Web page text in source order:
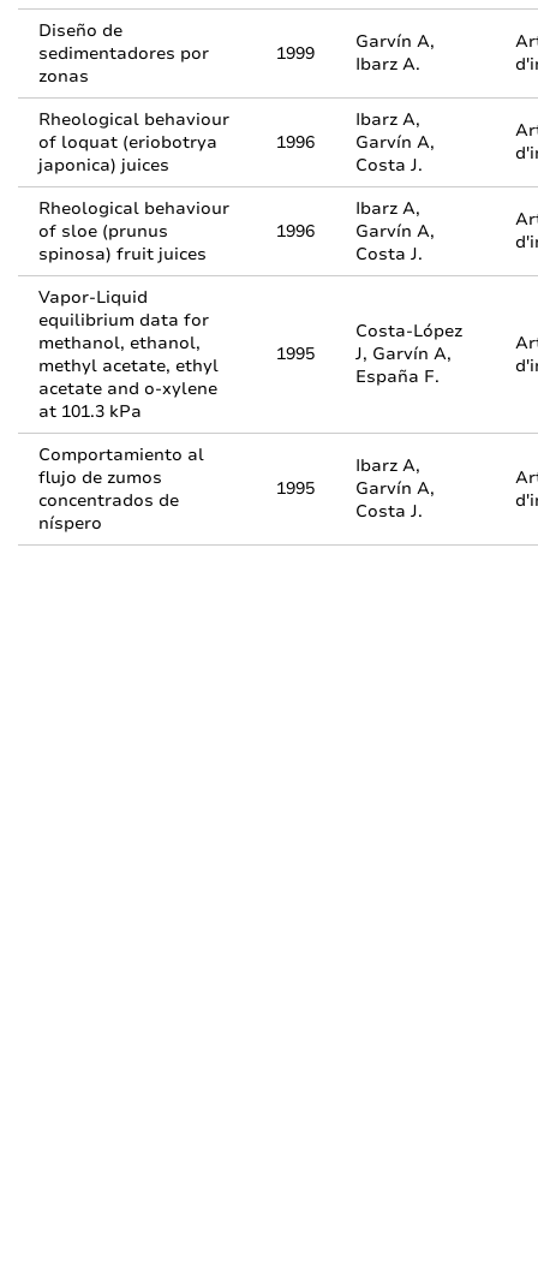
Diseño de
sedimentadores por
zonas
1999
Garvín A,
Ibarz A.
Rheological behaviour
of loquat (eriobotrya
japonica) juices
1996
Ibarz A,
Garvín A,
Costa J.
Rheological behaviour
of sloe (prunus
spinosa) fruit juices
1996
Ibarz A,
Garvín A,
Costa J.
Vapor-Liquid
equilibrium data for
methanol, ethanol,
methyl acetate, ethyl
acetate and o-xylene
at 101.3 kPa
1995
Costa-López
J, Garvín A,
España F.
Comportamiento al
flujo de zumos
concentrados de
níspero
1995
Ibarz A,
Garvín A,
Costa J.